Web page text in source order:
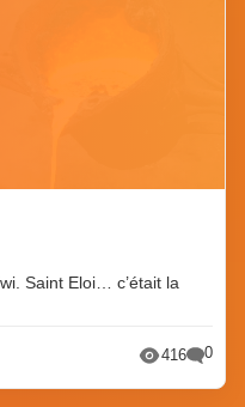
Saint Eloi… c’était la
416 0